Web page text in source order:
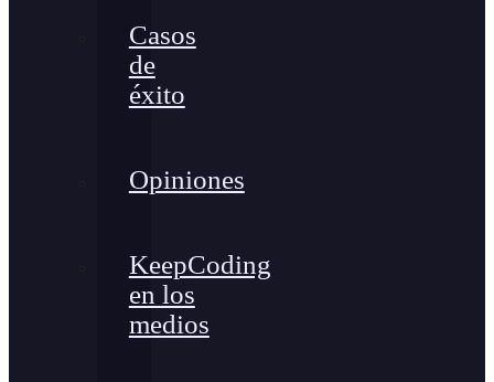
Casos
de
éxito
Opiniones
KeepCoding
en los
medios